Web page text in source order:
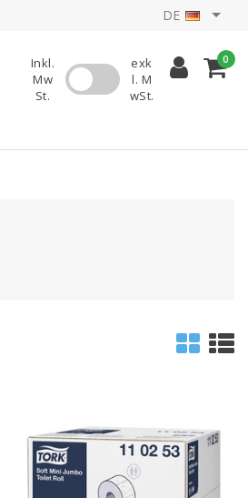
DE
Inkl.
Mw
St.
exk
l. M
wSt.
0